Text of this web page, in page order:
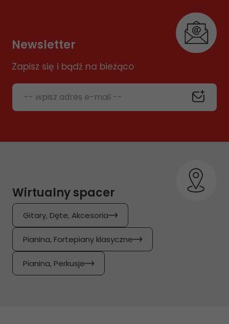
Newsletter
Zapisz się i bądź na bieżąco
-- wpisz adres e-mail --
Wirtualny spacer
Gitary, Dęte, Akcesoria
Pianina, Fortepiany klasyczne
Pianina, Perkusje